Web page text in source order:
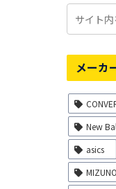
メーカ
New
asics
MIZUNO